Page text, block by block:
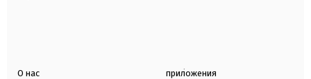
О нас приложения